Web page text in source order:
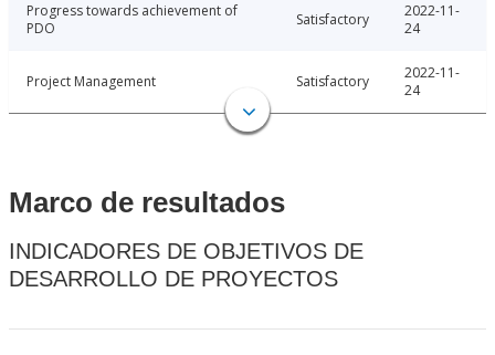
Progress towards achievement of
PDO
Satisfactory
2022-11-
24
Project Management Satisfactory
2022-11-
24
Marco de resultados
INDICADORES DE OBJETIVOS DE
DESARROLLO DE PROYECTOS